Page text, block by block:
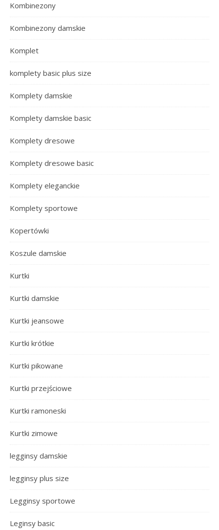
Kombinezony
Kombinezony damskie
Komplet
komplety basic plus size
Komplety damskie
Komplety damskie basic
Komplety dresowe
Komplety dresowe basic
Komplety eleganckie
Komplety sportowe
Kopertówki
Koszule damskie
Kurtki
Kurtki damskie
Kurtki jeansowe
Kurtki krótkie
Kurtki pikowane
Kurtki przejściowe
Kurtki ramoneski
Kurtki zimowe
legginsy damskie
legginsy plus size
Legginsy sportowe
Leginsy basic